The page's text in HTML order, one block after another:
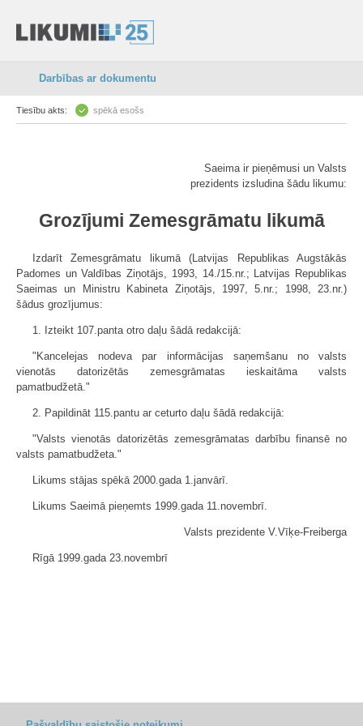
Darbības ar dokumentu
Tiesību akts: spēkā esošs
Saeima ir pieņēmusi un Valsts
prezidents izsludina šādu likumu:
Grozījumi Zemesgrāmatu likumā
Izdarīt Zemesgrāmatu likumā (Latvijas Republikas Augstākās
Padomes un Valdības Ziņotājs, 1993, 14./15.nr.; Latvijas Republikas
Saeimas un Ministru Kabineta Ziņotājs, 1997, 5.nr.; 1998, 23.nr.)
šādus grozījumus:
1. Izteikt 107.panta otro daļu šādā redakcijā:
"Kancelejas nodeva par informācijas saņemšanu no valsts
vienotās datorizētās zemesgrāmatas ieskaitāma valsts
pamatbudžetā."
2. Papildināt 115.pantu ar ceturto daļu šādā redakcijā:
"Valsts vienotās datorizētās zemesgrāmatas darbību finansē no
valsts pamatbudžeta."
Likums stājas spēkā 2000.gada 1.janvārī.
Likums Saeimā pieņemts 1999.gada 11.novembrī.
Valsts prezidente V.Vīķe-Freiberga
Rīgā 1999.gada 23.novembrī